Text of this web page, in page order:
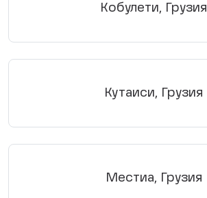
Кобулети, Грузия
Кутаиси, Грузия
Местиа, Грузия